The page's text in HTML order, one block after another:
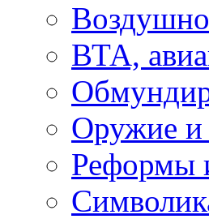
ВТА,
Оружие и
Реформы